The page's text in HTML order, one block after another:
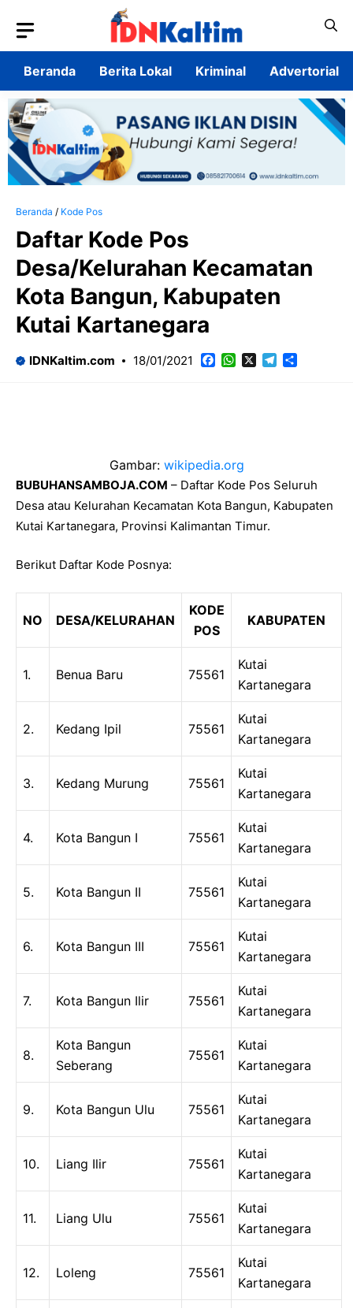
isi
Beranda
Berita Lokal Kriminal Advertorial
Beranda / Kode Pos
Daftar Kode Pos
Desa/Kelurahan Kecamatan
Kota Bangun, Kabupaten
Kutai Kartanegara
IDNKaltim.com 18/01/2021 Facebook
WhatsAppTelegram
Gambar: wikipedia.org
BUBUHANSAMBOJA.COM – Daftar Kode Pos Seluruh
Desa atau Kelurahan Kecamatan Kota Bangun, Kabupaten
Kutai Kartanegara, Provinsi Kalimantan Timur.
Berikut Daftar Kode Posnya:
NO DESA/KELURAHAN
KODE
POS
KABUPATEN
1. Benua Baru 75561
Kutai
Kartanegara
2. Kedang Ipil 75561
Kutai
Kartanegara
3. Kedang Murung 75561
Kutai
Kartanegara
4. Kota Bangun I 75561
Kutai
Kartanegara
5. Kota Bangun II 75561
Kutai
Kartanegara
6. Kota Bangun III 75561
Kutai
Kartanegara
7. Kota Bangun Ilir 75561
Kutai
Kartanegara
8.
Kota Bangun
Seberang
75561
Kutai
Kartanegara
9. Kota Bangun Ulu 75561
Kutai
Kartanegara
10. Liang Ilir 75561
Kutai
Kartanegara
11. Liang Ulu 75561
Kutai
Kartanegara
12. Loleng 75561
Kutai
Kartanegara